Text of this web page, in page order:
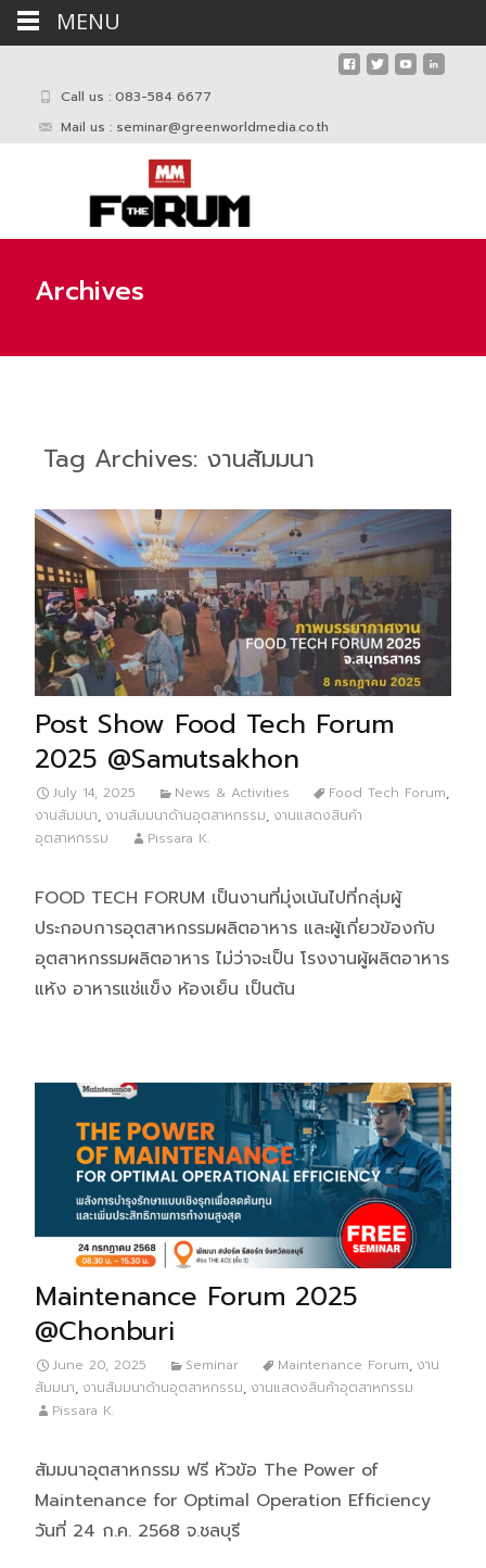
Call us : 083-584 6677
Mail us : seminar@greenworldmedia.co.th
Archives
Tag Archives: งานสัมมนา
Post Show Food Tech Forum
2025 @Samutsakhon
July 14, 2025 News & Activities Food Tech Forum,
งานสัมมนา, งานสัมมนาด้านอุตสาหกรรม, งานแสดงสินค้า
อุตสาหกรรม
Pissara K.
FOOD TECH FORUM เป็นงานที่มุ่งเน้นไปที่กลุ่มผู้
ประกอบการอุตสาหกรรมผลิตอาหาร และผู้เกี่ยวข้องกับ
อุตสาหกรรมผลิตอาหาร ไม่ว่าจะเป็น โรงงานผู้ผลิตอาหาร
แห้ง อาหารแช่แข็ง ห้องเย็น เป็นต้น
Maintenance Forum 2025
@Chonburi
June 20, 2025 Seminar Maintenance Forum, งาน
สัมมนา, งานสัมมนาด้านอุตสาหกรรม, งานแสดงสินค้าอุตสาหกรรม
Pissara K.
สัมมนาอุตสาหกรรม ฟรี หัวข้อ The Power of
Maintenance for Optimal Operation Efficiency
วันที่ 24 ก.ค. 2568 จ.ชลบุรี
MENU